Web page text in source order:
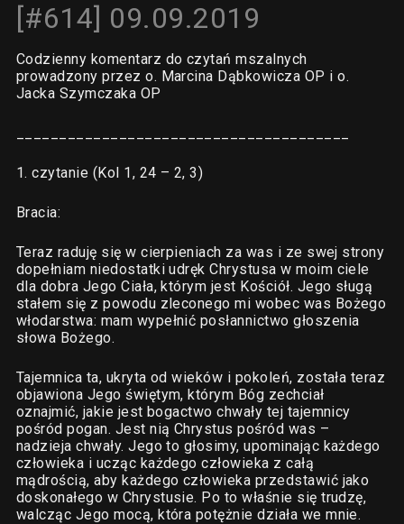
[#614] 09.09.2019
Codzienny komentarz do czytań mszalnych
prowadzony przez o. Marcina Dąbkowicza OP i o.
Jacka Szymczaka OP
1. czytanie (Kol 1, 24 – 2, 3)
Bracia:
Teraz raduję się w cierpieniach za was i ze swej strony
dopełniam niedostatki udręk Chrystusa w moim ciele
dla dobra Jego Ciała, którym jest Kościół. Jego sługą
stałem się z powodu zleconego mi wobec was Bożego
włodarstwa: mam wypełnić posłannictwo głoszenia
słowa Bożego.
Tajemnica ta, ukryta od wieków i pokoleń, została teraz
objawiona Jego świętym, którym Bóg zechciał
oznajmić, jakie jest bogactwo chwały tej tajemnicy
pośród pogan. Jest nią Chrystus pośród was –
nadzieja chwały. Jego to głosimy, upominając każdego
człowieka i ucząc każdego człowieka z całą
mądrością, aby każdego człowieka przedstawić jako
doskonałego w Chrystusie. Po to właśnie się trudzę,
walcząc Jego mocą, która potężnie działa we mnie.